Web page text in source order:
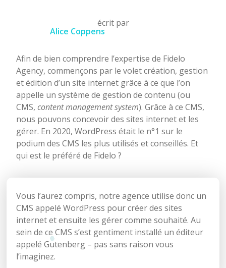
Afin de bien comprendre l’expertise de Fidelo
Agency, commençons par le volet création, gestion
et édition d’un site internet grâce à ce que l’on
appelle un système de gestion de contenu (ou
CMS, content management system). Grâce à ce CMS,
nous pouvons concevoir des sites internet et les
gérer. En 2020, WordPress était le n°1 sur le
podium des CMS les plus utilisés et conseillés. Et
qui est le préféré de Fidelo ?
Vous l’aurez compris, notre agence utilise donc un
CMS appelé WordPress pour créer des sites
internet et ensuite les gérer comme souhaité. Au
sein de ce CMS s’est gentiment installé un éditeur
appelé Gutenberg – pas sans raison vous
l’imaginez.
écrit par
Alice Coppens